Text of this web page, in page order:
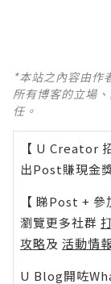
*本站之內容由作
所有博客的立場
任。
【 U Creator
出Post賺現金
【 睇Post + 參
瀏覽更多社群
攻略及 活動情
U Blog開咗